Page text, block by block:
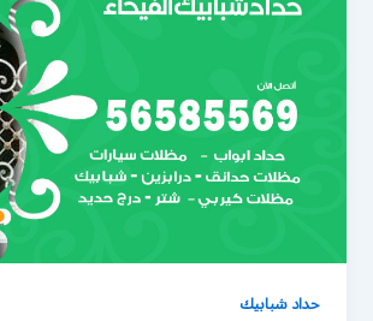
حداد شبابيك